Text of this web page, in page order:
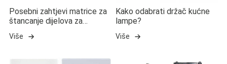
Posebni zahtjevi matrice za
štancanje dijelova za
Više
Kako odabrati držač kućne
lampe?
Više